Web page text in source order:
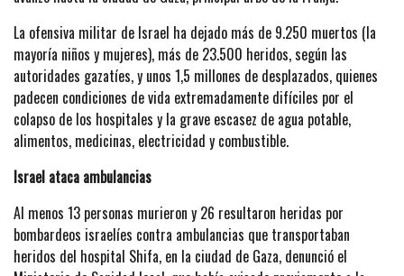
La ofensiva militar de Israel ha dejado más de 9.250 muertos (la
mayoría niños y mujeres), más de 23.500 heridos, según las
autoridades gazatíes, y unos 1,5 millones de desplazados, quienes
padecen condiciones de vida extremadamente difíciles por el
colapso de los hospitales y la grave escasez de agua potable,
alimentos, medicinas, electricidad y combustible.
Israel ataca ambulancias
Al menos 13 personas murieron y 26 resultaron heridas por
bombardeos israelíes contra ambulancias que transportaban
heridos del hospital Shifa, en la ciudad de Gaza, denunció el